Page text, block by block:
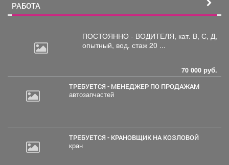
РАБОТА
ПОСТОЯННО - ВОДИТЕЛЯ, кат. В, С, Д,
опытный, вод. стаж 20 ...
70 000 руб.
ТРЕБУЕТСЯ - МЕНЕДЖЕР ПО ПРОДАЖАМ
автозапчастей
ТРЕБУЕТСЯ - КРАНОВЩИК НА КОЗЛОВОЙ
кран